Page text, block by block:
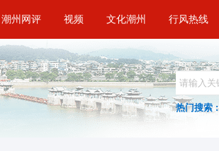
潮州网评 视频 文化潮州 行风热线
热门搜索 :